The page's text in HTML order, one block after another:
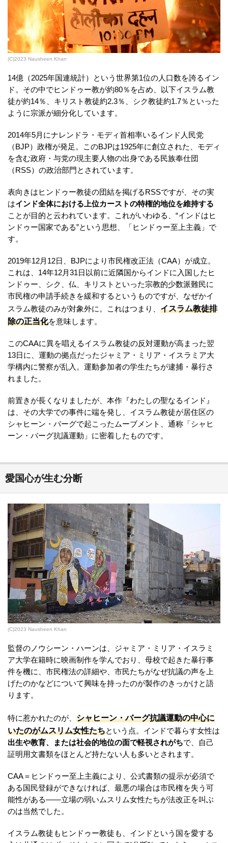
(C)2023 Nausheen Khan
14億（2025年国連統計）という世界第1位の人口数を誇るイン
ド。その中でヒンドゥー教が約80％を占め、以下イスラム教
徒が約14％、キリスト教徒約2.3％、シク教徒約1.7％といった
ように宗派が細分化しています。
2014年5月にナレンドラ・モディ首相率いるインド人民党
（BJP）政権が発足。このBJPは1925年に創立された、モディ
を含む政府・与党の現主要人物の出身である民族奉仕団
（RSS）の政治部門とされています。
表向きはヒンドゥー教徒の団結を掲げるRSSですが、その実
はインド全体における上位カーストの特権的地位を維持する
ことが目的と云われています。これがいわゆる、“インドはヒ
ンドゥー国家である”という思想、「ヒンドゥー至上主義」で
す。
2019年12月12日、BJPにより市民権改正法（CAA）が成立。
これは、14年12月31日以前に近隣国からインドに入国したヒ
ンドゥー、シク、仏、キリストといった宗教的少数派難民に
市民権の申請手続きを緩和するというものですが、なぜかイ
スラム教徒のみが対象外に。これはつまり、 イスラム教徒排
除の正当化を意味します。
このCAAに異を唱えるイスラム教徒の反対運動が高まった翌
13日に、運動の拠点だったジャミア・ミリア・イスラミア大
学構内に警察が乱入。運動参加者の学生たちが逮捕・暴行さ
れました。
前置きが長くなりましたが、本作『わたしの聖なるインド』
は、その大学での事件に端を発し、イスラム教徒が居住区の
シャヒーン・バーグで起こったムーブメント、通称「シャヒ
ーン・バーグ抗議運動」に密着したものです。
愛国心が生む分断
(C)2023 Nausheen Khan
監督のノウシーン・ハーンは、ジャミア・ミリア・イスラミ
ア大学在籍時に映画制作を学んでおり、母校で起きた暴行事
件を機に、市民権法の詳細や、市民たちがなぜ抗議の声を上
げたのかなどについて興味を持ったのが製作のきっかけと語
ります。
特に惹かれたのが、 シャヒーン・バーグ抗議運動の中心に
いたのがムスリム女性たちという点。インドで暮らす女性は
出生や教育、または社会的地位の面で軽視されがちで、自己
証明用文書類をほとんど持たない人も多いとされます。
CAA＝ヒンドゥー至上主義により、公式書類の提示が必須で
ある国民登録ができなければ、最悪の場合は市民権を失う可
能性がある――立場の弱いムスリム女性たちが法改正を叫ぶ
のは当然でした。
イスラム教徒もヒンドゥー教徒も、インドという国を愛する